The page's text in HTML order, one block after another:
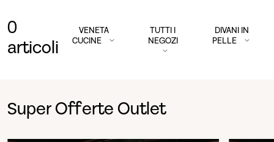
0
articoli
VENETA
CUCINE
TUTTI I
NEGOZI
DIVANI IN
PELLE
Super Offerte Outlet